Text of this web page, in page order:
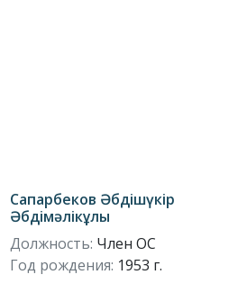
Сапарбеков Әбдішүкір
Әбдімәлікұлы
Должность: Член ОС
Год рождения: 1953 г.